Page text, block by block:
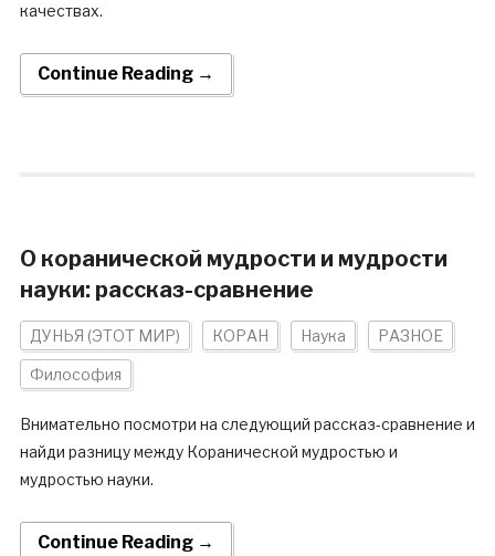
качествах.
Continue Reading →
О коранической мудрости и мудрости
науки: рассказ-сравнение
ДУНЬЯ (ЭТОТ МИР) КОРАН Наука РАЗНОЕ
Философия
Внимательно посмотри на следующий рассказ-сравнение и
найди разницу между Коранической мудростью и
мудростью науки.
Continue Reading →